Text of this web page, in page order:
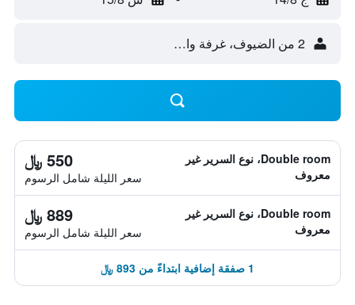
2 من الضيوف، غرفة واحدة
Double room، نوع السرير غير
معروف
550 ﷼
سعر الليلة شامل الرسوم
Double room، نوع السرير غير
معروف
889 ﷼
سعر الليلة شامل الرسوم
1 صفقة إضافية ابتداءً من 893 ﷼